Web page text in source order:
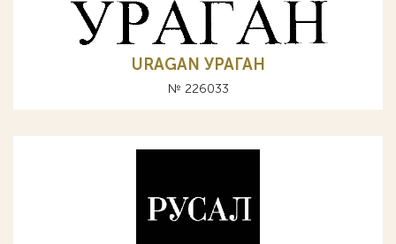
URAGAN УРАГАН
№ 226033